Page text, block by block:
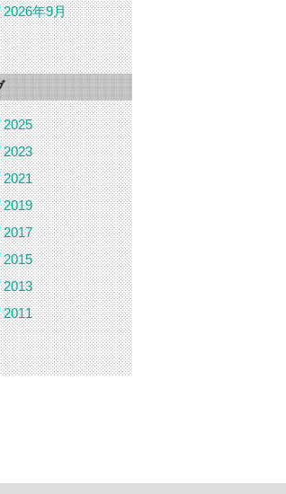
2026年9月
2025
2023
2021
2019
2017
2015
2013
2011